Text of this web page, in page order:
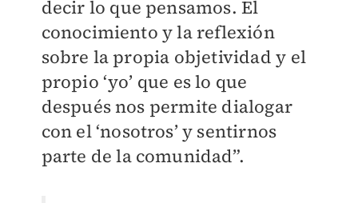
decir lo que pensamos. El
conocimiento y la reflexión
sobre la propia objetividad y el
propio ‘yo’ que es lo que
después nos permite dialogar
con el ‘nosotros’ y sentirnos
parte de la comunidad”.